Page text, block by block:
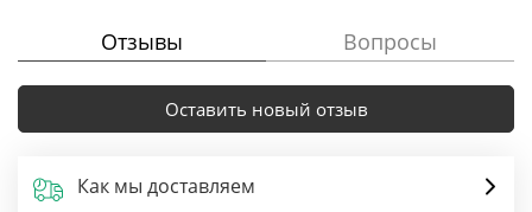
Отзывы Вопросы
Оставить новый отзыв
Как мы доставляем